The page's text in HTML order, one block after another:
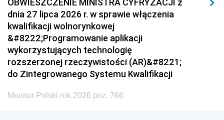
dnia 27 lipca 2026 r. w sprawie włączenia
kwalifikacji wolnorynkowej
&#8222;Programowanie aplikacji
wykorzystujących technologię
rozszerzonej rzeczywistości (AR)&#8221;
do Zintegrowanego Systemu Kwalifikacji
Monitor Polski rok 2026 poz. 766